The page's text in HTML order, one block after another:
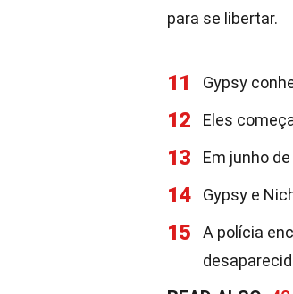
para se libertar.
11 Gypsy
12 Eles
13 Em junho
14 Gypsy e
15
A polícia